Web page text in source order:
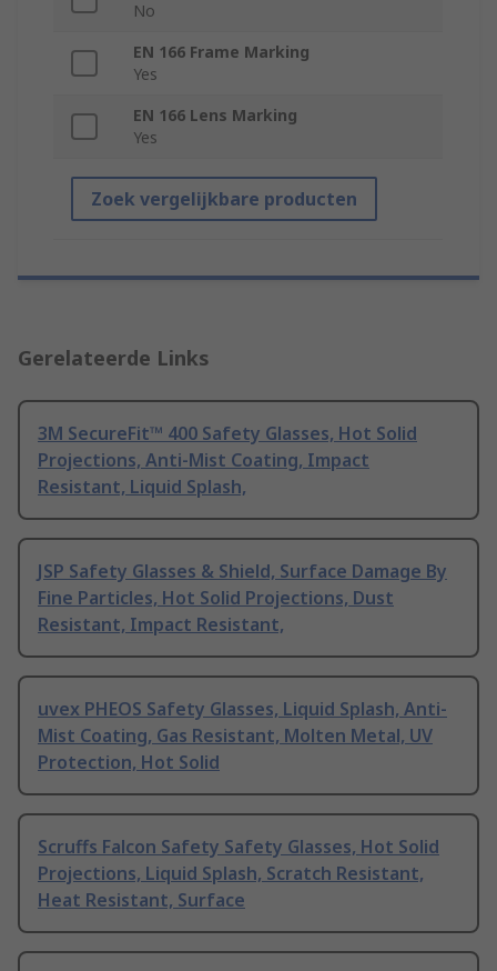
No
EN 166 Frame Marking
Yes
EN 166 Lens Marking
Yes
Zoek vergelijkbare producten
Gerelateerde Links
3M SecureFit™ 400 Safety Glasses, Hot Solid
Projections, Anti-Mist Coating, Impact
Resistant, Liquid Splash,
JSP Safety Glasses & Shield, Surface Damage By
Fine Particles, Hot Solid Projections, Dust
Resistant, Impact Resistant,
uvex PHEOS Safety Glasses, Liquid Splash, Anti-
Mist Coating, Gas Resistant, Molten Metal, UV
Protection, Hot Solid
Scruffs Falcon Safety Safety Glasses, Hot Solid
Projections, Liquid Splash, Scratch Resistant,
Heat Resistant, Surface